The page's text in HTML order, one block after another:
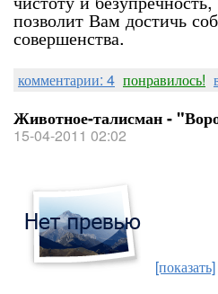
позволит Вам достичь
совершенства.
комментарии: 4 понравилось!
Животное-талисман -
15-04-2011 02:02
[показать]